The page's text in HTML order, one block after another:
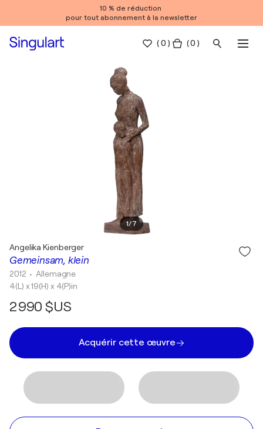
10 % de réduction
pour tout abonnement à la newsletter
(0 ) ( 0 )
1/7
Gemeinsam, klein
Angelika Kienberger
2012 • Allemagne
4(L) x 19(H) x 4(P)in
2 990 $US
Acquérir cette œuvre